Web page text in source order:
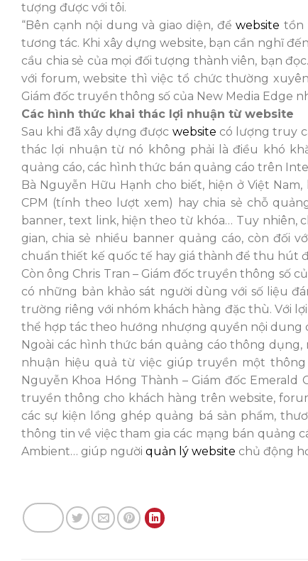
tượng được với tôi.
“Bên cạnh nội dung và giao diện, đểwebsitetồn
tương tác. Khi xây dựng website, bạn cần nghĩ
cầu chia sẻ của mọi đối tượng thành viên, bạn
với forum, website thì việc tổ chức thường
Giám đốc truyền thông số của New Media Edge
Các hình thức khai thác lợi nhuận từ website
Sau khi đã xây dựng được website có lượng truy
thác lợi nhuận từ nó không phải là điều khó
quảng cáo, các hình thức bán quảng cáo trên
Bà Nguyễn Hữu Hạnh cho biết, hiện ở Việt
CPM (tính theo lượt xem) hay chia sẻ chỗ
banner, text link, hiện theo từ khóa… Tuy nhiên,
gian, chia sẻ nhiều banner quảng cáo, còn đối
chuẩn thiết kế quốc tế hay giá thành để thu hút
Còn ông Chris Tran – Giám đốc truyền thông số
có những bản khảo sát người dùng với số liệu
trường riêng với nhóm khách hàng đặc thù. Với
thể hợp tác theo hướng nhượng quyền nội
Ngoài các hình thức bán quảng cáo thông
nhuận hiệu quả từ việc giúp truyền một
Nguyễn Khoa Hồng Thành – Giám đốc
truyền thông cho khách hàng trên website,
các sự kiện lồng ghép quảng bá sản phẩm,
thông tin về việc tham gia các mạng bán quảng
Ambient… giúp người quản lý website chủ động